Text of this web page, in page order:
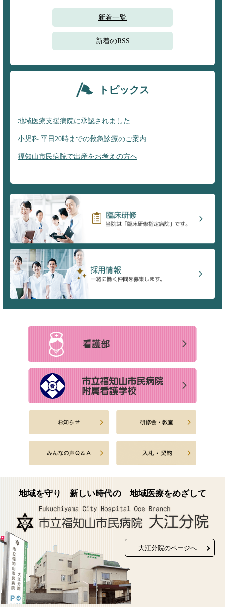
新着一覧
新着のRSS
トピックス
地域医療支援病院に承認されました
小児科 平日20時までの救急診療のご案内
福知山市民病院で出産をお考えの方へ
地域を守り 新しい時代の 地域医療をめざして
大江分院のページへ